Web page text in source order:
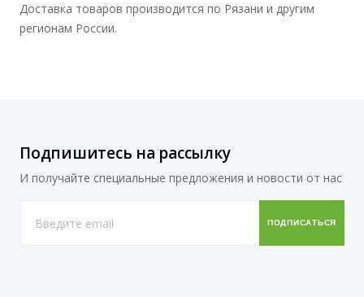
Доставка товаров производится по Рязани и другим
регионам России.
Подпишитесь на рассылку
И получайте специальные предложения и новости от нас